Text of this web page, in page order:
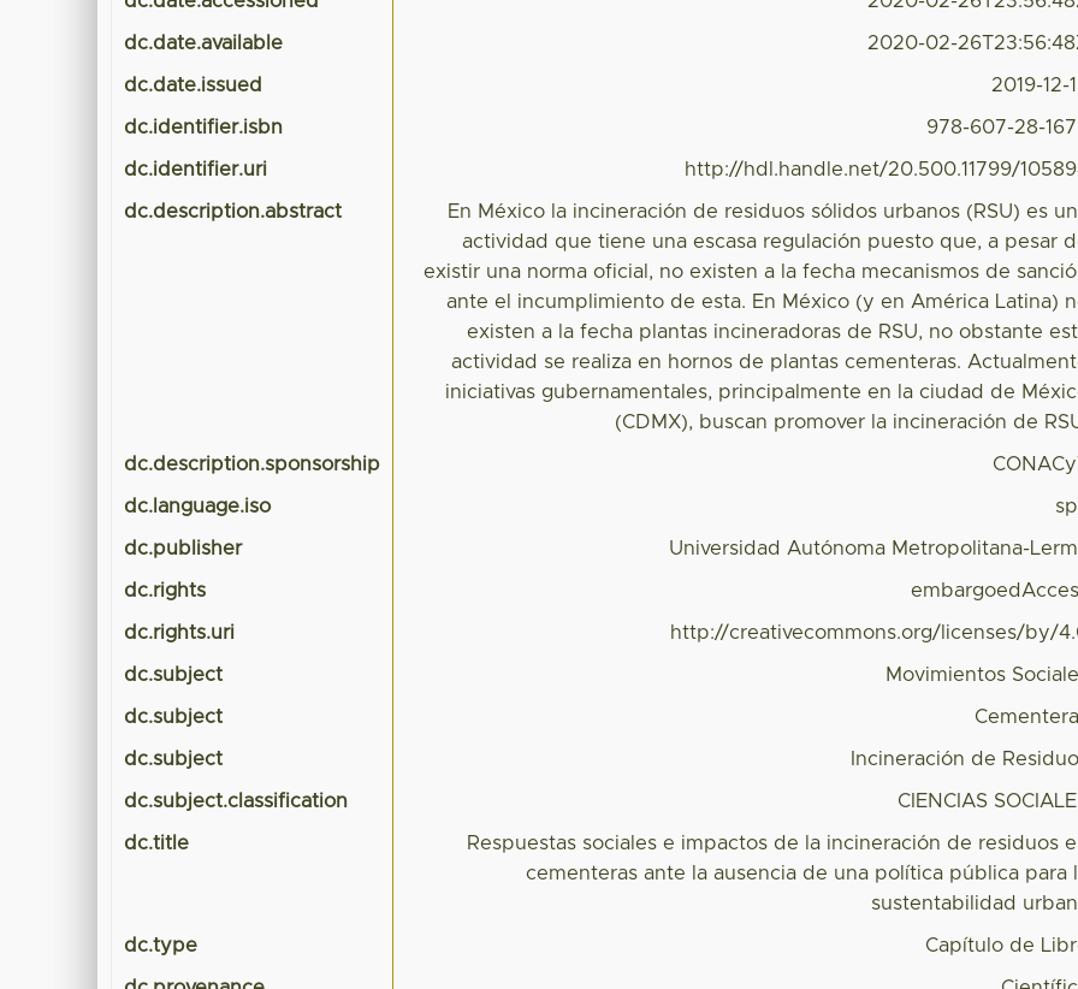
dc.date.available 2020-02-
dc.date.issued 2019-12-
dc.identifier.isbn 978-607-28-
dc.identifier.uri http://hdl.handle.net/20.500.11799/
dc.description.abstract
En México la incineración de residuos sólidos urbanos (RSU) es
actividad que tiene una escasa regulación puesto que, a pesar
existir una norma oficial, no existen a la fecha mecanismos de
ante el incumplimiento de esta. En México (y en América Latina)
existen a la fecha plantas incineradoras de RSU, no obstante
actividad se realiza en hornos de plantas cementeras.
iniciativas gubernamentales, principalmente en la ciudad de
(CDMX), buscan promover la incineración de
dc.description.sponsorship
dc.language.iso
dc.publisher Universidad Autónoma Metropolitana-
dc.rights
dc.rights.uri http://creativecommons.org/licenses/by/
dc.subject Movimientos
dc.subject
dc.subject Incineración de
dc.subject.classification CIENCIAS
dc.title
Respuestas sociales e impactos de la incineración de residuos
cementeras ante la ausencia de una política pública para
sustentabilidad
dc.type Capítulo de